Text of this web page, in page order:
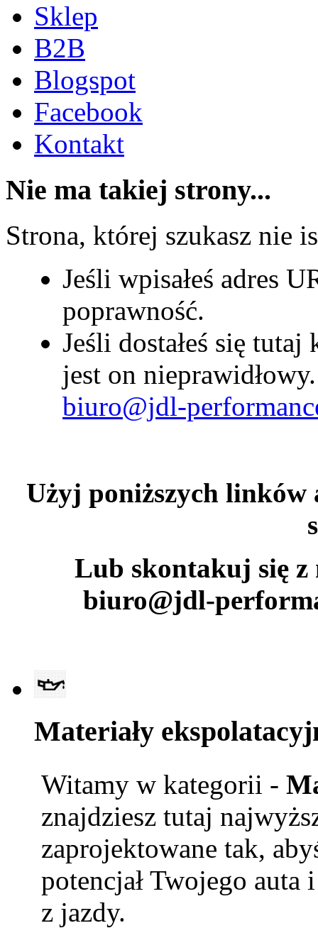
Sklep
B2B
Blogspot
Facebook
Kontakt
Nie ma takiej strony...
Strona, której szukasz nie
Jeśli wpisałeś adres
poprawność.
Jeśli dostałeś się
jest on
biuro@jdl-
Użyj poniższych linków
Lub skontakuj się
biuro@jdl-
Materiały
Witamy w kategorii -
znajdziesz tutaj
zaprojektowane tak,
potencjał Twojego auta
z jazdy.